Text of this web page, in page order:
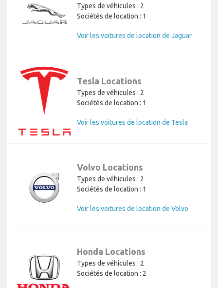
Types de véhicules : 2
Sociétés de location : 1
Voir les voitures de location de Jaguar
Tesla Locations
Types de véhicules : 2
Sociétés de location : 1
Voir les voitures de location de Tesla
Volvo Locations
Types de véhicules : 2
Sociétés de location : 1
Voir les voitures de location de Volvo
Honda Locations
Types de véhicules : 2
Sociétés de location : 2